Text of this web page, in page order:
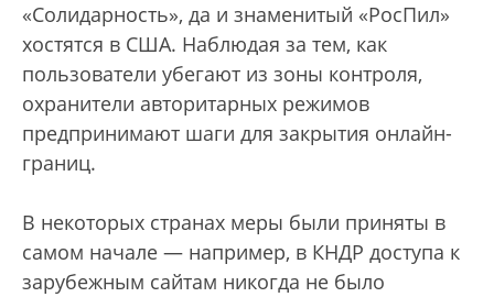
«Солидарность», да и знаменитый «РосПил»
хостятся в США. Наблюдая за тем, как
пользователи убегают из зоны контроля,
охранители авторитарных режимов
предпринимают шаги для закрытия онлайн-
границ.
В некоторых странах меры были приняты в
самом начале — например, в КНДР доступа к
зарубежным сайтам никогда не было